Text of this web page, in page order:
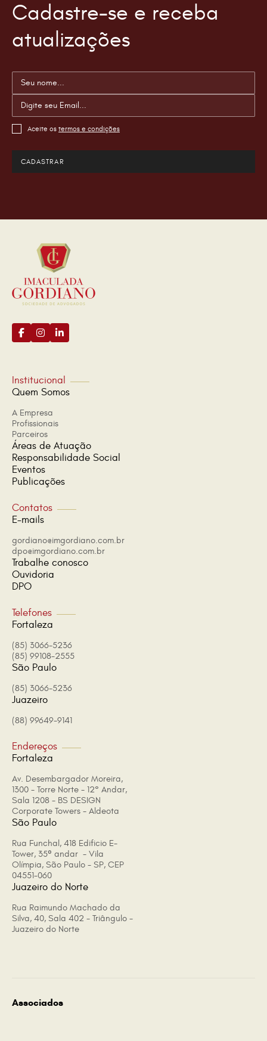
Cadastre-se e receba
atualizações
Aceite os termos e condições
Institucional
Quem Somos
A Empresa
Profissionais
Parceiros
Áreas de Atuação
Responsabilidade Social
Eventos
Publicações
Contatos
E-mails
gordiano@imgordiano.com.br
dpo@imgordiano.com.br
Trabalhe conosco
Ouvidoria
DPO
Telefones
Fortaleza
(85) 3066-5236
(85) 99108-2555
São Paulo
(85) 3066-5236
Juazeiro
(88) 99649-9141
Endereços
Fortaleza
Av. Desembargador Moreira,
1300 - Torre Norte - 12° Andar,
Sala 1208 - BS DESIGN
Corporate Towers - Aldeota
São Paulo
Rua Funchal, 418 Edificio E-
Tower, 35º andar - Vila
Olímpia, São Paulo - SP, CEP
04551-060
Juazeiro do Norte
Rua Raimundo Machado da
Silva, 40, Sala 402 - Triângulo -
Juazeiro do Norte
Associados